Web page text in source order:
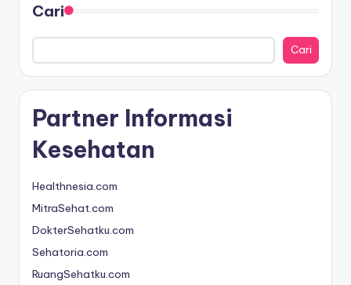
M
e
di
s
In
d
n
e
si
a
Cari
Cari
Partner Informasi
Kesehatan
Healthnesia.com
MitraSehat.com
DokterSehatku.com
Sehatoria.com
RuangSehatku.com